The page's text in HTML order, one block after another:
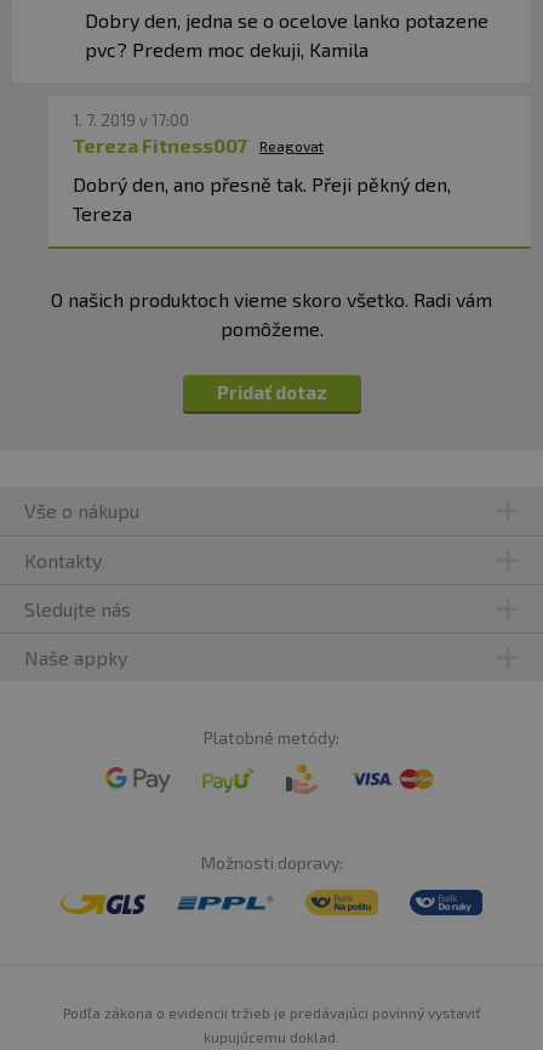
Dobry den, jedna se o ocelove lanko potazene
pvc? Predem moc dekuji, Kamila
1. 7. 2019 v 17:00
Tereza Fitness007 Reagovat
Dobrý den, ano přesně tak. Přeji pěkný den,
Tereza
O našich produktoch vieme skoro všetko. Radi vám
pomôžeme.
Pridať dotaz
Vše o nákupu
Kontakty
Sledujte nás
Naše appky
Platobné metódy:
Možnosti dopravy:
Podľa zákona o evidencii tržieb je predávajúci povinný vystaviť
kupujúcemu doklad.